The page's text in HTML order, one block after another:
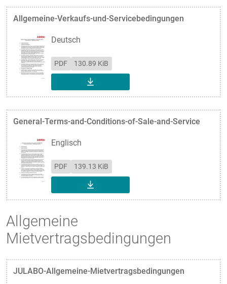
Allgemeine-Verkaufs-und-Servicebedingungen
Deutsch
PDF 130.89 KiB
DOWNLOAD
General-Terms-and-Conditions-of-Sale-and-Service
Englisch
PDF 139.13 KiB
DOWNLOAD
Allgemeine
Mietvertragsbedingungen
JULABO-Allgemeine-Mietvertragsbedingungen